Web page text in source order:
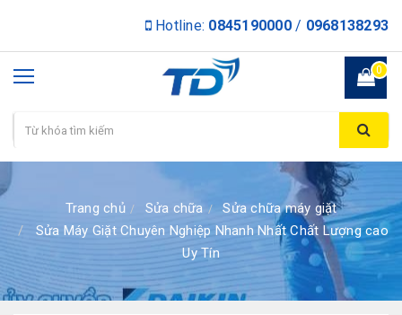
Hotline: 0845190000/ 0968138293
0
Trang chủ Sửa chữa
Sửa chữa máy giặt
Sửa Máy Giặt Chuyên Nghiệp Nhanh Nhất Chất Lượng cao
Uy Tín